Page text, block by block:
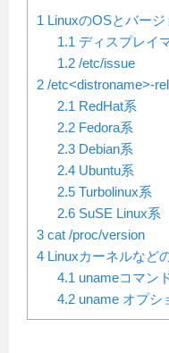
1 LinuxのOSとバー
1.1 ディスプレイ
1.2/etc/issue
2 /etc<distroname>-
2.1 RedHat系
2.2Fedora系
2.3Debian系
2.4Ubuntu系
2.5Turbolinux系
2.6SuSE Linux系
3 cat /proc/version
4 Linuxカーネルなど
4.1 unameコマン
4.2uname オプシ